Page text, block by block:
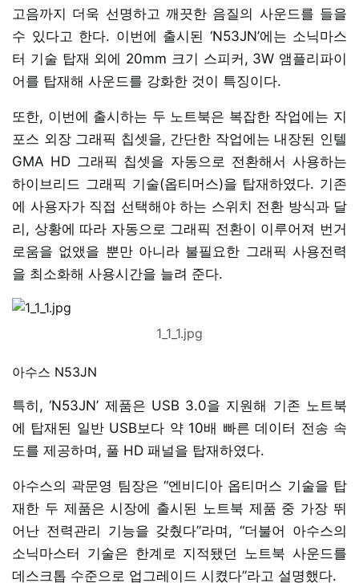
고음까지 더욱 선명하고 깨끗한 음질의 사운드를 들을
수 있다고 한다. 이번에 출시된 ‘N53JN’에는 소닉마스
터 기술 탑재 외에 20mm 크기 스피커, 3W 앰플리파이
어를 탑재해 사운드를 강화한 것이 특징이다.
또한, 이번에 출시하는 두 노트북은 복잡한 작업에는 지
포스 외장 그래픽 칩셋을, 간단한 작업에는 내장된 인텔
GMA HD 그래픽 칩셋을 자동으로 전환해서 사용하는
하이브리드 그래픽 기술(옵티머스)을 탑재하였다. 기존
에 사용자가 직접 선택해야 하는 스위치 전환 방식과 달
리, 상황에 따라 자동으로 그래픽 전환이 이루어져 번거
로움을 없앴을 뿐만 아니라 불필요한 그래픽 사용전력
을 최소화해 사용시간을 늘려 준다.
1_1_1.jpg
아수스 N53JN
특히, ‘N53JN’ 제품은 USB 3.0을 지원해 기존 노트북
에 탑재된 일반 USB보다 약 10배 빠른 데이터 전송 속
도를 제공하며, 풀 HD 패널을 탑재하였다.
아수스의 곽문영 팀장은 “엔비디아 옵티머스 기술을 탑
재한 두 제품은 시장에 출시된 노트북 제품 중 가장 뛰
어난 전력관리 기능을 갖췄다”라며, “더불어 아수스의
소닉마스터 기술은 한계로 지적됐던 노트북 사운드를
데스크톱 수준으로 업그레이드 시켰다”라고 설명했다.